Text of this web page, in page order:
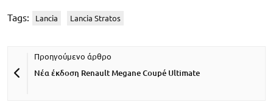
Tags: Lancia Lancia Stratos
Νέα έκδοση Renault Megane Coupé Ultimate